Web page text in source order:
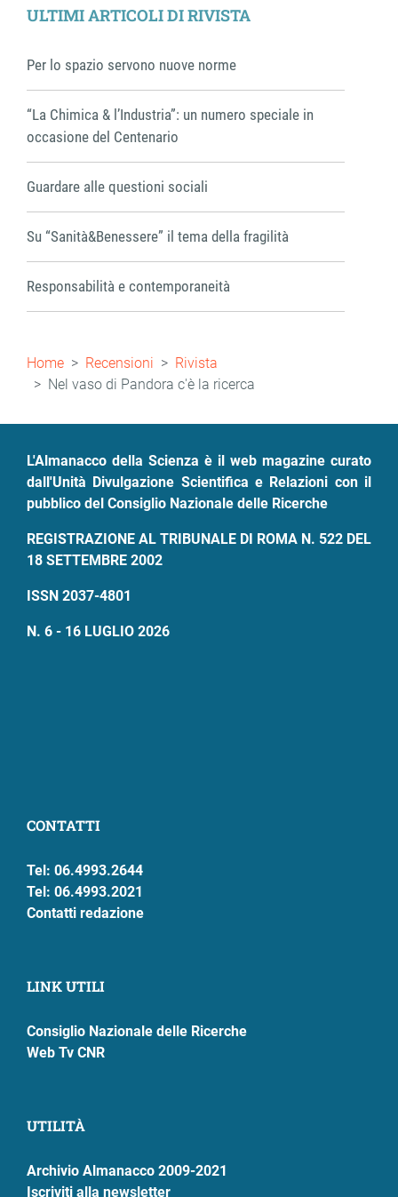
ULTIMI ARTICOLI DI RIVISTA
Per lo spazio servono nuove norme
“La Chimica & l’Industria”: un numero speciale in
occasione del Centenario
Guardare alle questioni sociali
Su “Sanità&Benessere” il tema della fragilità
Responsabilità e contemporaneità
Briciole
di
pane
Home Recensioni
Rivista
Nel vaso di Pandora c'è la ricerca
L'Almanacco della Scienza è il web magazine curato
dall'Unità Divulgazione Scientifica e Relazioni con il
pubblico del Consiglio Nazionale delle Ricerche
REGISTRAZIONE AL TRIBUNALE DI ROMA N. 522 DEL
18 SETTEMBRE 2002
ISSN 2037-4801
N. 6 - 16 LUGLIO 2026
CONTATTI
Tel: 06.4993.2644
Tel: 06.4993.2021
Contatti redazione
LINK UTILI
Consiglio Nazionale delle Ricerche
Web Tv CNR
UTILITÀ
Archivio Almanacco 2009-2021
Iscriviti alla newsletter